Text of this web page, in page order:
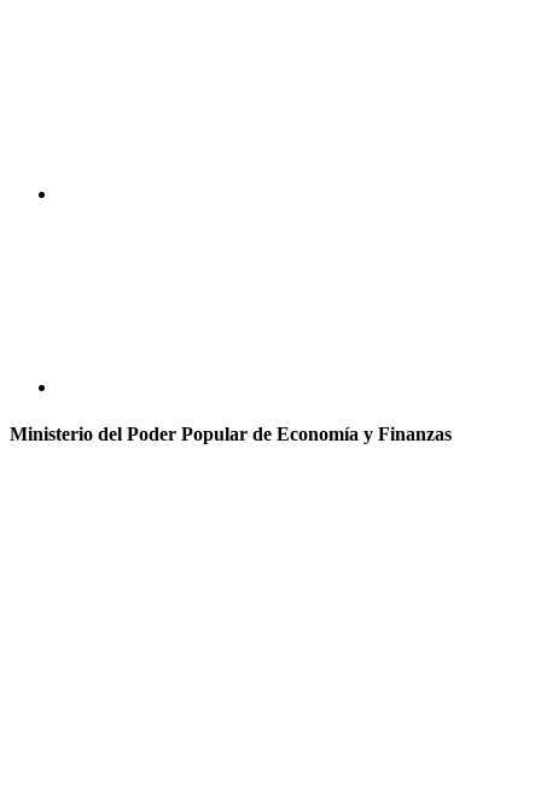
Ministerio del Poder Popular de Economía y Finanzas